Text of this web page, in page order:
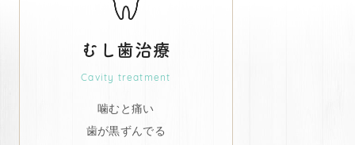
むし歯治療
Cavity treatment
噛むと痛い
歯が黒ずんでる